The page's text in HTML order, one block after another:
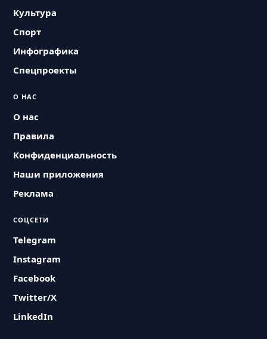
Культура
Спорт
Инфографика
Спецпроекты
О НАС
О нас
Правила
Конфиденциальность
Наши приложения
Реклама
СОЦСЕТИ
Telegram
Instagram
Facebook
Twitter/X
LinkedIn